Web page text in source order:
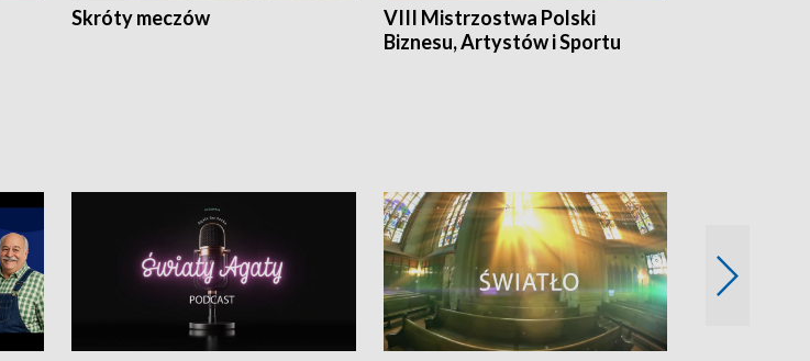
Skróty meczów
VIII Mistrzostwa Polski
Biznesu, Artystów i Sportu